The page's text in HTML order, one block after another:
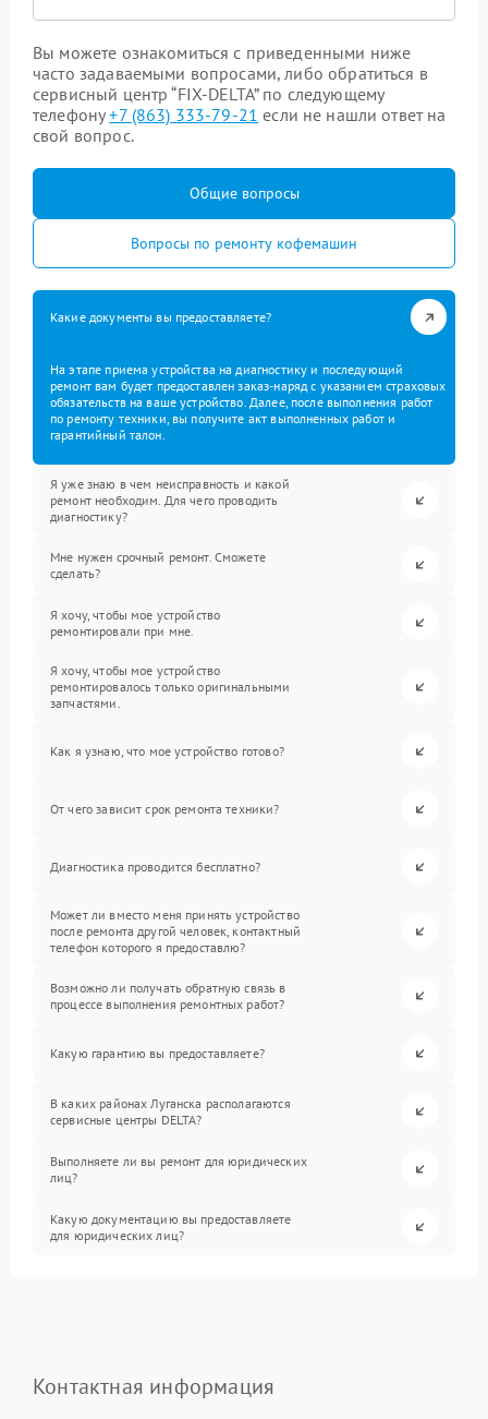
Вы можете ознакомиться с приведенными ниже
часто задаваемыми вопросами, либо обратиться в
сервисный центр “FIX-DELTA” по следующему
телефону+7 (863) 333-79-21 если не нашли ответ на
свой вопрос.
Общие вопросы
Вопросы по ремонту кофемашин
Какие документы вы предоставляете?
На этапе приема устройства на диагностику и последующий
ремонт вам будет предоставлен заказ-наряд с указанием страховых
обязательств на ваше устройство. Далее, после выполнения работ
по ремонту техники, вы получите акт выполненных работ и
гарантийный талон.
Я уже знаю в чем неисправность и какой
ремонт необходим. Для чего проводить
диагностику?
Мне нужен срочный ремонт. Сможете
сделать?
Я хочу, чтобы мое устройство
ремонтировали при мне.
Я хочу, чтобы мое устройство
ремонтировалось только оригинальными
запчастями.
Как я узнаю, что мое устройство готово?
От чего зависит срок ремонта техники?
Диагностика проводится бесплатно?
Может ли вместо меня принять устройство
после ремонта другой человек, контактный
телефон которого я предоставлю?
Возможно ли получать обратную связь в
процессе выполнения ремонтных работ?
Какую гарантию вы предоставляете?
В каких районах Луганска располагаются
сервисные центры DELTA?
Выполняете ли вы ремонт для юридических
лиц?
Какую документацию вы предоставляете
для юридических лиц?
Контактная информация